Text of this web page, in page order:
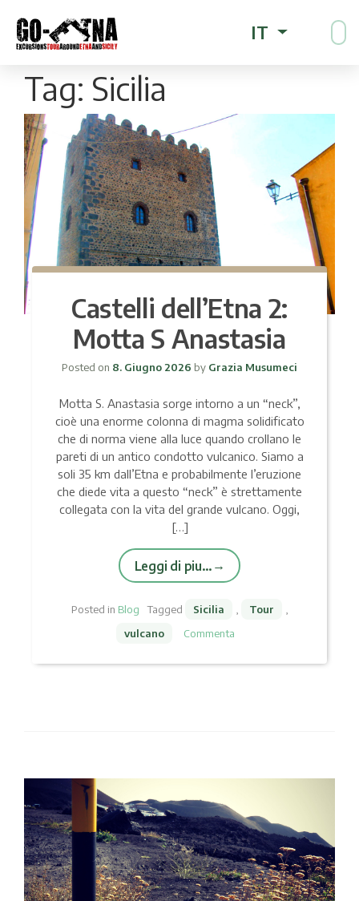
IT
Tag: Sicilia
Castelli dell’Etna 2:
Motta S Anastasia
Posted on 8. Giugno 2026 by Grazia Musumeci
Motta S. Anastasia sorge intorno a un “neck”,
cioè una enorme colonna di magma solidificato
che di norma viene alla luce quando crollano le
pareti di un antico condotto vulcanico. Siamo a
soli 35 km dall’Etna e probabilmente l’eruzione
che diede vita a questo “neck” è strettamente
collegata con la vita del grande vulcano. Oggi,
[…]
Leggi di piu…
Posted in Blog Tagged Sicilia Tour
vulcano
Commenta